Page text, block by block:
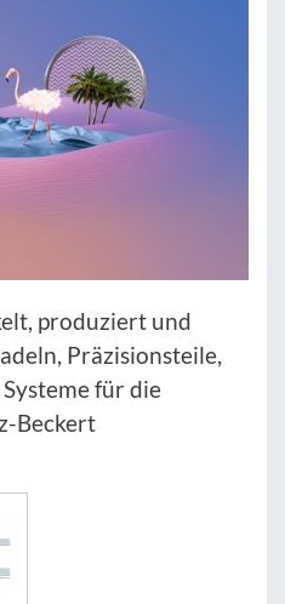
produziert und
Präzisionsteile,
für die
Beckert